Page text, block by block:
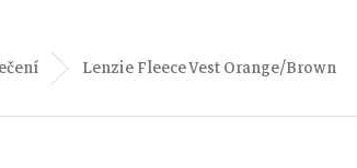
Lenzie Fleece Vest Orange/Brown